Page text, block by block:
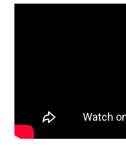
MASYARAKAT